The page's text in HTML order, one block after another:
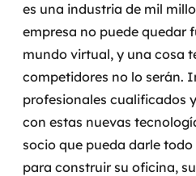
es una industria de mil
empresa no puede quedar
mundo virtual, y una cosa
competidores no lo serán.
profesionales cualificados
con estas nuevas
socio que pueda darle
para construir su oficina,